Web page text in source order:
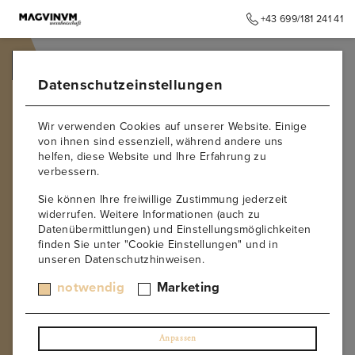
+43 699/181 241 41
Datenschutzeinstellungen
Wir verwenden Cookies auf unserer Website. Einige
von ihnen sind essenziell, während andere uns
helfen, diese Website und Ihre Erfahrung zu
verbessern.
Sie können Ihre freiwillige Zustimmung jederzeit
widerrufen. Weitere Informationen (auch zu
Datenübermittlungen) und Einstellungsmöglichkeiten
finden Sie unter "Cookie Einstellungen" und in
unseren Datenschutzhinweisen.
notwendig Marketing
Anpassen